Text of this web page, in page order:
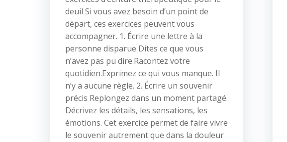
deuil Si vous avez besoin d’un point de
départ, ces exercices peuvent vous
accompagner. 1. Écrire une lettre à la
personne disparue Dites ce que vous
n’avez pas pu dire.Racontez votre
quotidien.Exprimez ce qui vous manque. Il
n’y a aucune règle. 2. Écrire un souvenir
précis Replongez dans un moment partagé.
Décrivez les détails, les sensations, les
émotions. Cet exercice permet de faire vivre
le souvenir autrement que dans la douleur